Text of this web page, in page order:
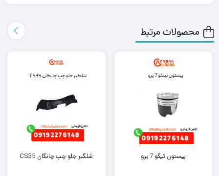
همچنین می توانید علاوه بر خرید قرقری فرمان جک J3، سایر
لوازم یدکی
فروش ما تماس بگیرید.
محصولات مرتبط
پیستون تیگو 7 پرو شلگیر جلو چپ چانگان CS35